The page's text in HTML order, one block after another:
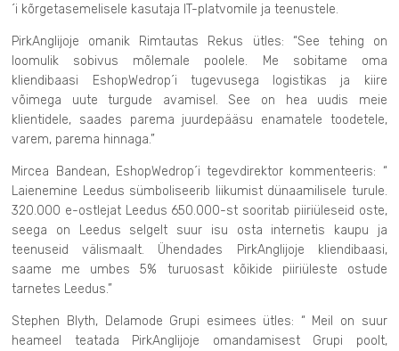
´i kõrgetasemelisele kasutaja IT-platvomile ja teenustele.
PirkAnglijoje omanik Rimtautas Rekus ütles: “See tehing on
loomulik sobivus mõlemale poolele. Me sobitame oma
kliendibaasi EshopWedrop´i tugevusega logistikas ja kiire
võimega uute turgude avamisel. See on hea uudis meie
klientidele, saades parema juurdepääsu enamatele toodetele,
varem, parema hinnaga.”
Mircea Bandean, EshopWedrop´i tegevdirektor kommenteeris: “
Laienemine Leedus sümboliseerib liikumist dünaamilisele turule.
320.000 e-ostlejat Leedus 650.000-st sooritab piiriüleseid oste,
seega on Leedus selgelt suur isu osta internetis kaupu ja
teenuseid välismaalt. Ühendades PirkAnglijoje kliendibaasi,
saame me umbes 5% turuosast kõikide piiriüleste ostude
tarnetes Leedus.”
Stephen Blyth, Delamode Grupi esimees ütles: “ Meil on suur
heameel teatada PirkAnglijoje omandamisest Grupi poolt,